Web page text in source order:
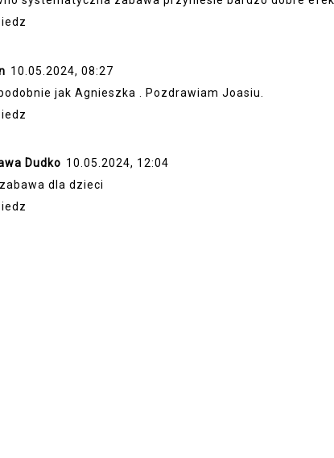
10.05.2024, 08:27
jak Agnieszka . Pozdrawiam Joasiu.
Dudko 10.05.2024, 12:04
dla dzieci